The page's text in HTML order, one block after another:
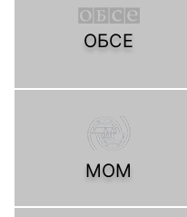
ОБСЕ
МОМ